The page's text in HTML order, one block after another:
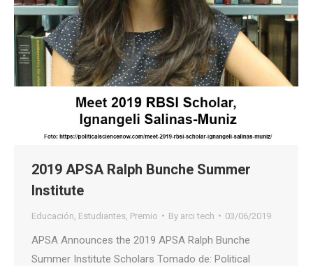
2019 APSA Ralph Bunche Summer
Institute
Educación Estudiantes Premio By arci tech 03/06/2019
APSA Announces the 2019 APSA Ralph Bunche
Summer Institute Scholars Tomado de: Political